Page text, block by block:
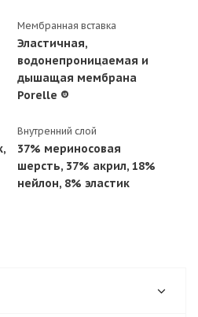
Мембранная вставка
Эластичная,
водонепроницаемая и
дышащая мембрана
Porelle ®
Внутренний слой
37% мериносовая
шерсть, 37% акрил, 18%
нейлон, 8% эластик